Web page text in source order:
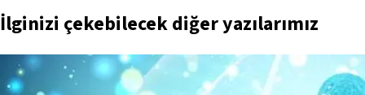
İlginizi çekebilecek diğer yazılarımız